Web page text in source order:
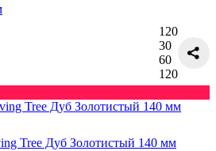
120
30
60
120
Tree Дуб Золотистый 140 мм